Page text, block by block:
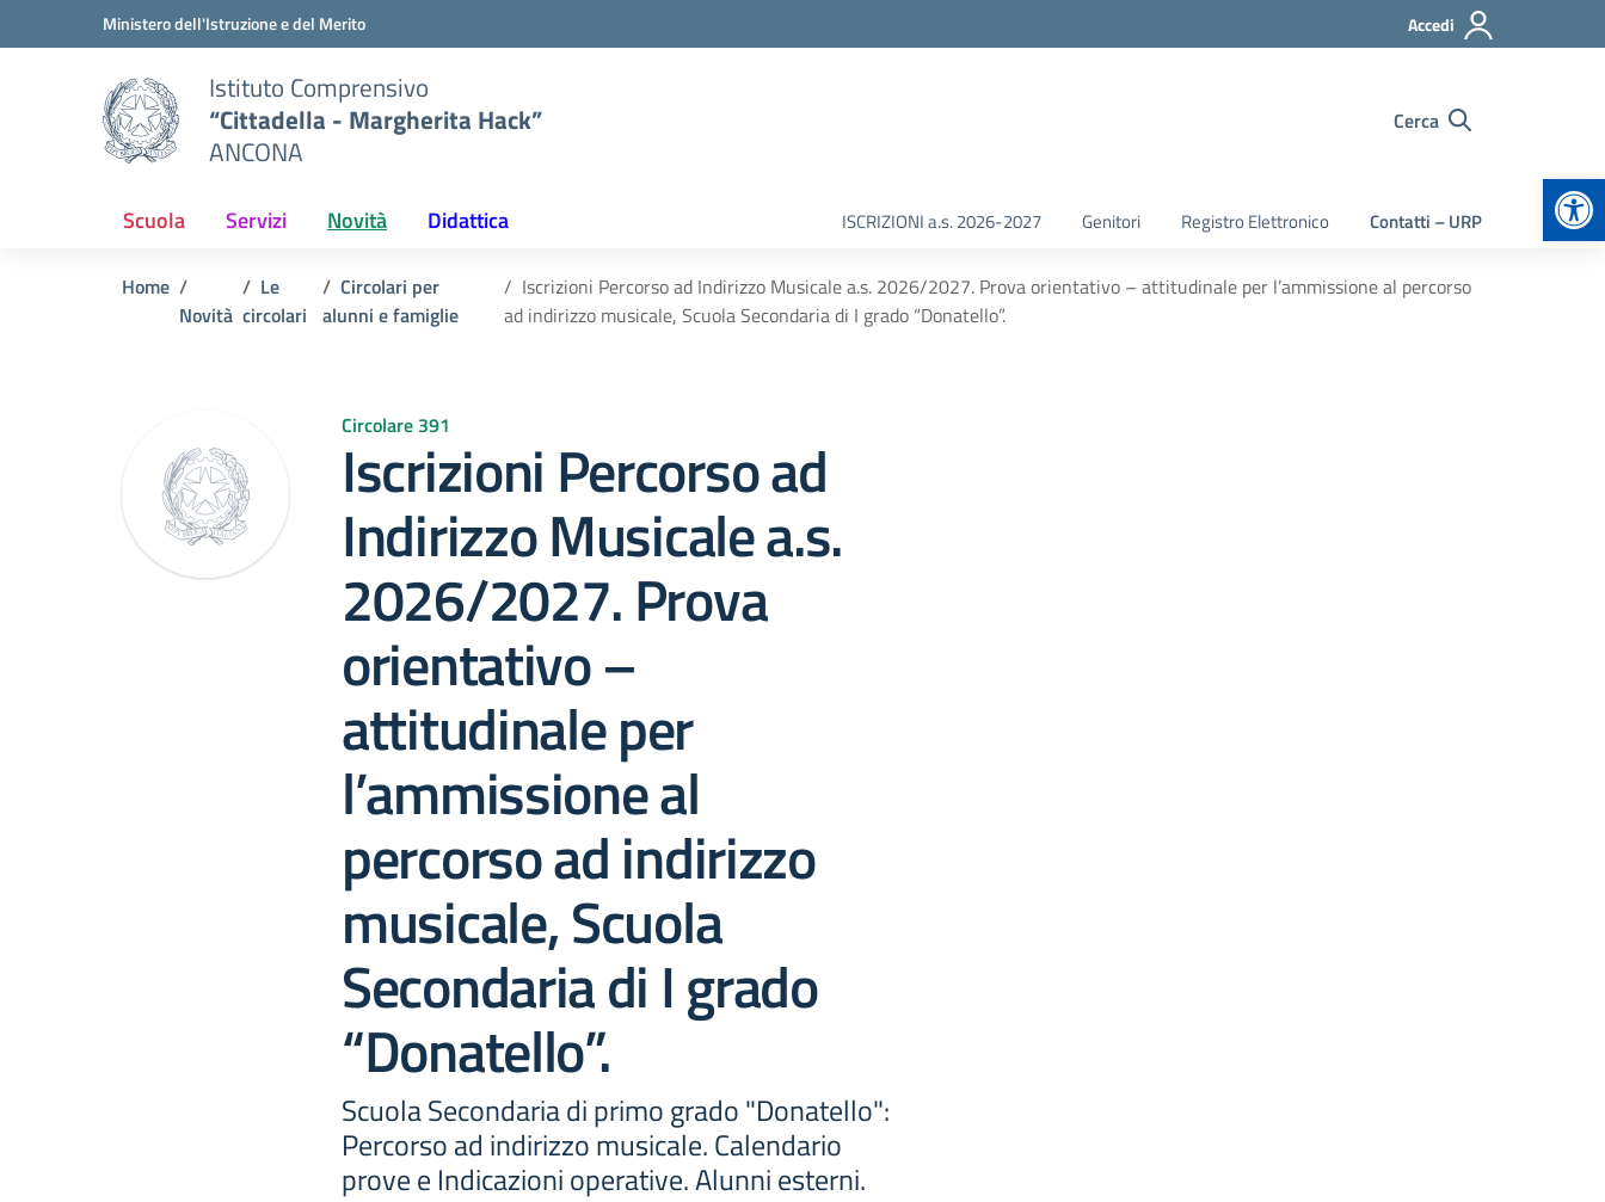
Vai ai contenuti
Vai al menu di navigazioneMinistero dell'Istruzione e del Merito Accedi
Istituto Comprensivo
“Cittadella - Margherita Hack”
ANCONA
Cerca
Scuola Servizi Novità Didattica ISCRIZIONI a.s. 2026-2027 Genitori Registro Elettronico Contatti – URP
Home
Novità
Le
circolari
Circolari per
alunni e famiglie
Iscrizioni Percorso ad Indirizzo Musicale a.s. 2026/2027. Prova orientativo – attitudinale per l’ammissione al percorso
ad indirizzo musicale, Scuola Secondaria di I grado “Donatello”.
Circolare 391
Iscrizioni Percorso ad
Indirizzo Musicale a.s.
2026/2027. Prova
orientativo –
attitudinale per
l’ammissione al
percorso ad indirizzo
musicale, Scuola
Secondaria di I grado
“Donatello”.
Scuola Secondaria di primo grado "Donatello":
Percorso ad indirizzo musicale. Calendario
prove e Indicazioni operative. Alunni esterni.